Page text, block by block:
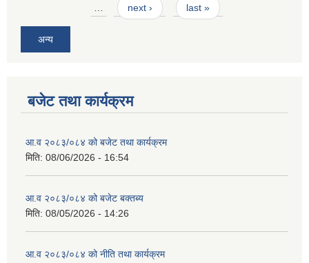
next › last »
अन्य
बजेट तथा कार्यक्रम
आ.व २०८३/०८४ को बजेट तथा कार्यक्रम
मिति: 08/06/2026 - 16:54
आ.व २०८३/०८४ को बजेट बक्तब्य
मिति: 08/05/2026 - 14:26
आ.व २०८३/०८४ को नीति तथा कार्यक्रम